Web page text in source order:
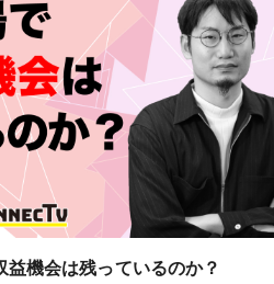
機会は残っているのか？